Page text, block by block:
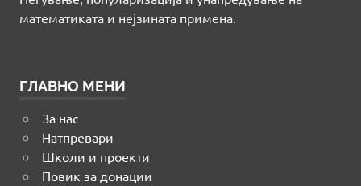
математиката и нејзината примена.
ГЛАВНО МЕНИ
За нас
Натпревари
Школи и проекти
Повик за донации